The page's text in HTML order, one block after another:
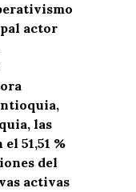
actor
las
51,51 %
del
activas